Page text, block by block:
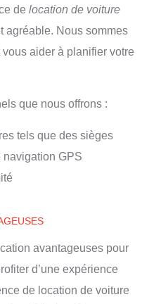
de location de voiture
agréable. Nous sommes
aider à planifier votre
que nous offrons :
tels que des sièges
navigation GPS
avantageuses pour
d’une expérience
de location de voiture